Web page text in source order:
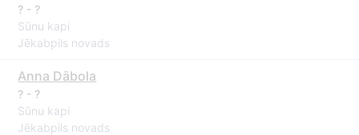
? - ?
Sūnu kapi
Jēkabpils novads
Anna Dābola
? - ?
Sūnu kapi
Jēkabpils novads